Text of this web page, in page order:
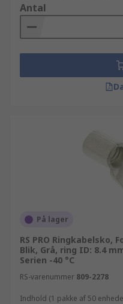
Antal
På lager
RS PRO Ringkabelsko,
Blik, Grå, ring ID: 8.4 mm
Serien -40 °C
RS-varenummer 809-2278
Indhold (1 pakke af 50